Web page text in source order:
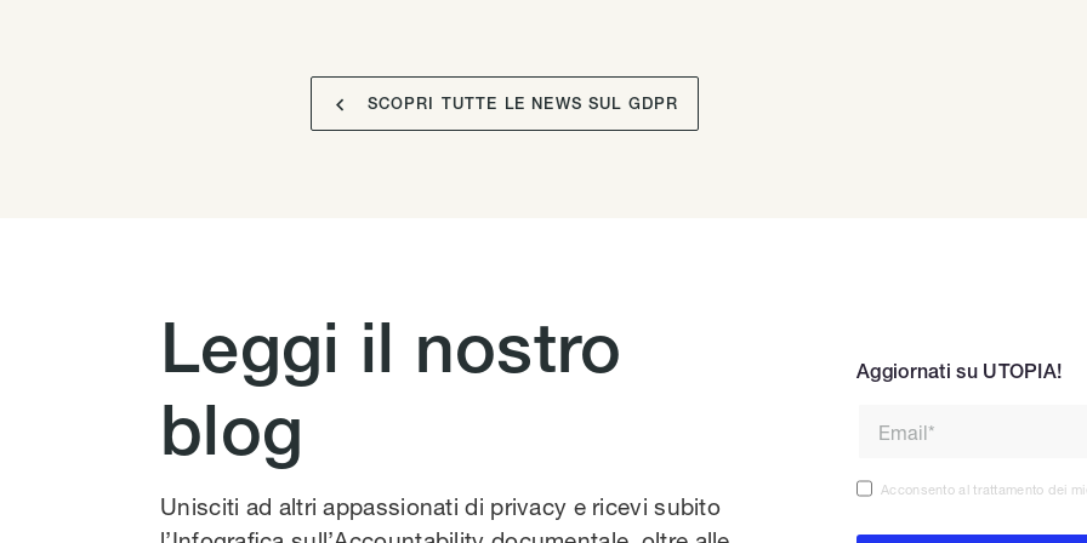
 SCOPRI TUTTE LE NEWS SUL GDPR
Leggi il nostro
blog
Unisciti ad altri appassionati di privacy e ricevi subito
Aggiornati su UTOPIA!
Acconsento al trattamento dei